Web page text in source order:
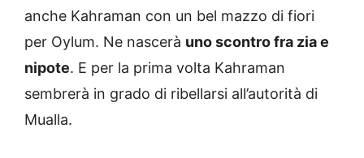
anche Kahraman con un bel mazzo di fiori
per Oylum. Ne nascerà uno scontro fra zia e
nipote. E per la prima volta Kahraman
sembrerà in grado di ribellarsi all’autorità di
Mualla.